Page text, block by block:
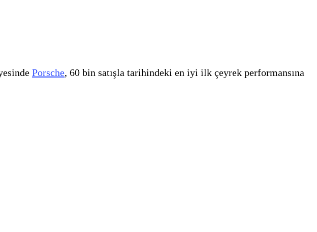
Porsche, 60 bin satışla tarihindeki en iyi ilk çeyrek performansına